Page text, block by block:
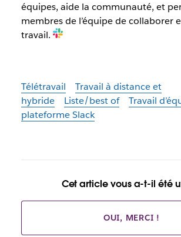
équipes, aide la communauté, et
membres de l’équipe de collaborer
travail.
Télétravail
Travail à distance et
hybride
Liste/best of Travail
plateforme Slack
Cet article vous a-t-il été
OUI, MERCI !